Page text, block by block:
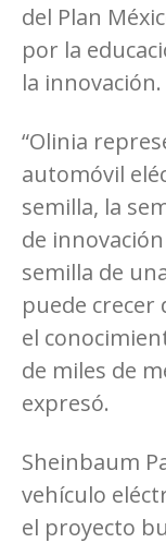
del Plan
por la
la innovación.
“Olinia
automóvil
semilla, la
de
semilla de
puede crecer
el
de miles de
expresó.
Sheinbaum
vehículo
el proyecto